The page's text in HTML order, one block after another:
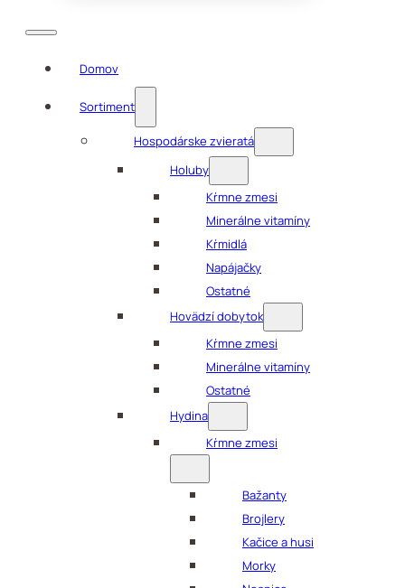
Domov
Sortiment
Hospodárske zvieratá
Holuby
Kŕmne zmesi
Minerálne vitamíny
Kŕmidlá
Napájačky
Ostatné
Hovädzí dobytok
Kŕmne zmesi
Minerálne vitamíny
Ostatné
Hydina
Kŕmne zmesi
Bažanty
Brojlery
Kačice a husi
Morky